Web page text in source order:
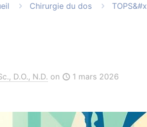
Chirurgie du dos
D.O., N.D. on 1 mars 2026